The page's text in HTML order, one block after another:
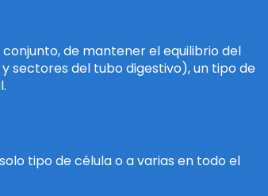
de mantener el equilibrio del
sectores del tubo digestivo), un tipo de
tipo de célula o a varias en todo el